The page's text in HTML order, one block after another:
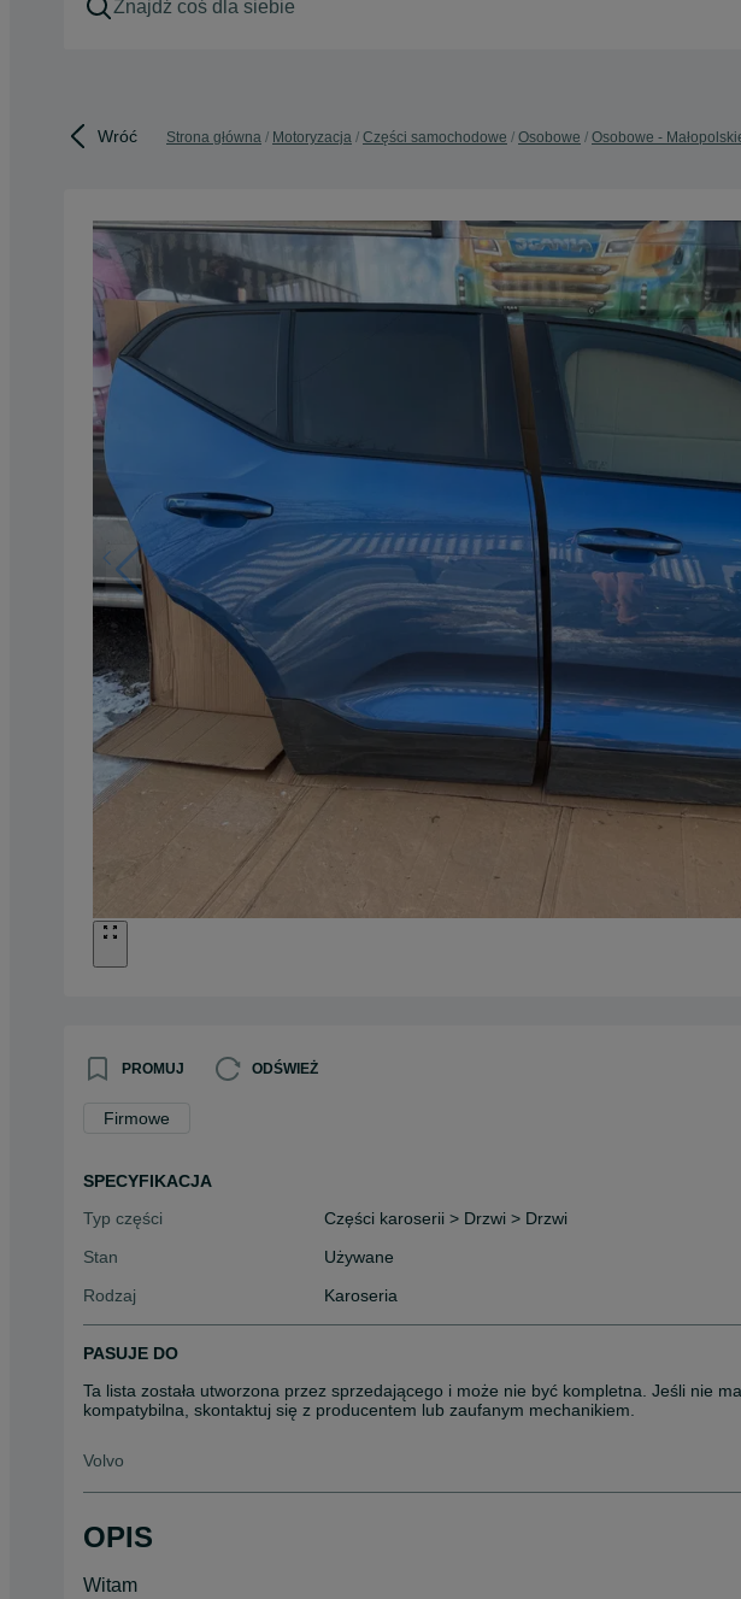
Wróć Strona główna Motoryzacja Części samochodowe Osobowe Osobowe -
PROMUJ ODŚWIEŻ
Firmowe
SPECYFIKACJA
Typ części
Części karoserii > Drzwi > Drzwi
Stan
Używane
Rodzaj
Karoseria
PASUJE DO
Ta lista została utworzona przez sprzedającego i może nie być kompletna. Jeśli nie
kompatybilna, skontaktuj się z producentem lub zaufanym mechanikiem.
Volvo
OPIS
Witam